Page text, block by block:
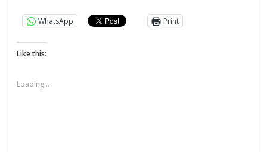
WhatsApp Print
Like this:
Loading...